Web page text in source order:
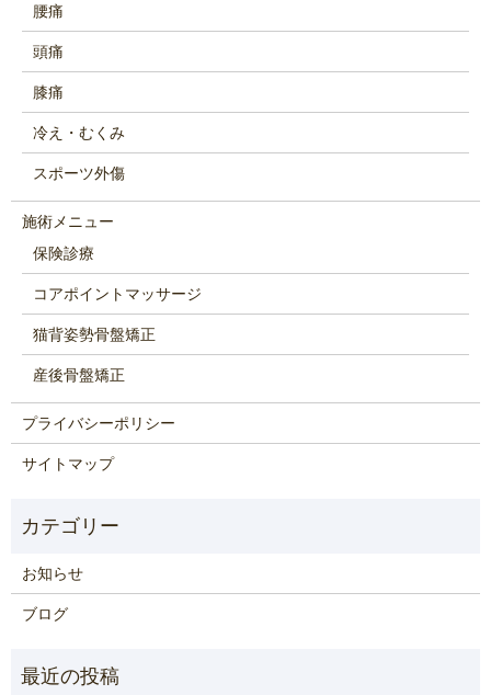
腰痛
頭痛
膝痛
冷え・むくみ
スポーツ外傷
施術メニュー
保険診療
コアポイントマッサージ
猫背姿勢骨盤矯正
産後骨盤矯正
プライバシーポリシー
サイトマップ
お知らせ
ブログ